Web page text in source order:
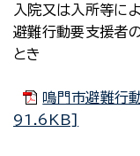
入院又は入所等に
避難行動要支援者
とき
鳴門市避難行
91.6KB]